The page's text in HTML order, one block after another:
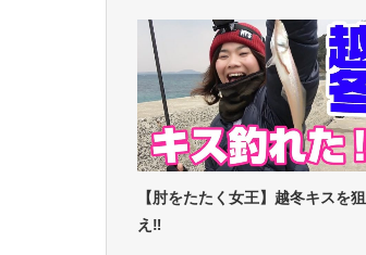
【肘をたたく女王】越冬キスを狙
え‼